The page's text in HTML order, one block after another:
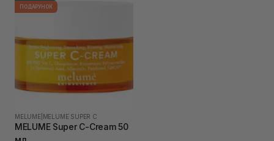
ПОДАРУНОК
MELUME MELUME SUPER C
MELUME Super C-Cream 50